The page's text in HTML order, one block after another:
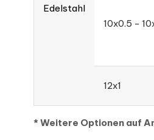
Edelstahl
10x0.5 -
12x1
* Weitere Optionen auf